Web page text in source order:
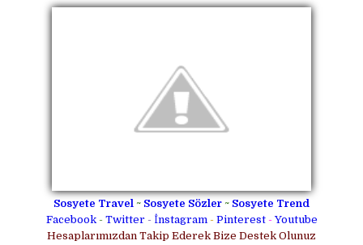
Sosyete Travel ~ Sosyete Sözler ~ Sosyete Trend
Facebook- Twitter - İnstagram- Pinterest- Youtube
Hesaplarımızdan Takip Ederek Bize Destek Olunuz